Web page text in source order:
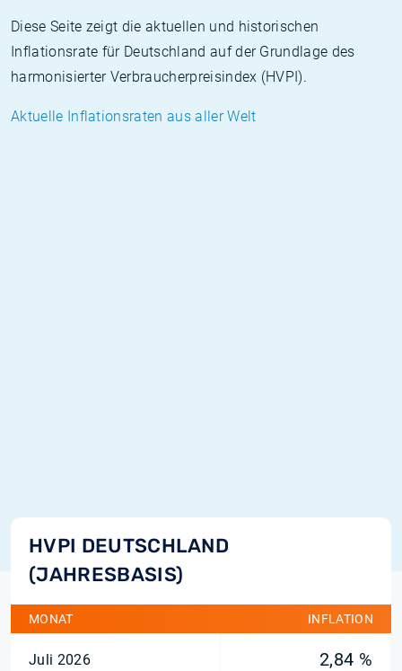
Diese Seite zeigt die aktuellen und historischen
Inflationsrate für Deutschland auf der Grundlage des
harmonisierter Verbraucherpreisindex (HVPI).
Aktuelle Inflationsraten aus aller Welt
HVPI DEUTSCHLAND
(JAHRESBASIS)
MONAT INFLATION
Juli 2026 2,84 %